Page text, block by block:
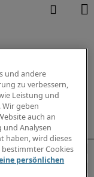
und andere
zu verbessern,
Leistung und
Wir geben
auch an
und Analysen
haben, wird dieses
Cookies
persönlichen